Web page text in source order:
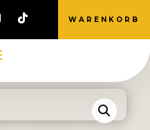
WARENKORB